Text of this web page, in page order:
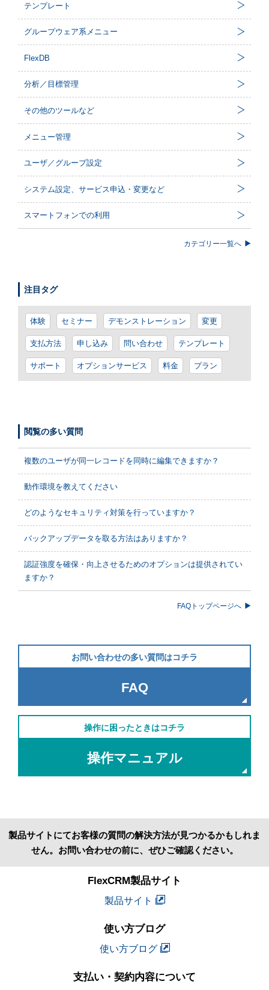
テンプレート
グループウェア系メニュー
FlexDB
分析／目標管理
その他のツールなど
メニュー管理
ユーザ／グループ設定
システム設定、サービス申込・変更など
スマートフォンでの利用
カテゴリー一覧へ
注目タグ
体験 セミナー デモンストレーション 変更
支払方法 申し込み 問い合わせ テンプレート
サポート オプションサービス 料金 プラン
閲覧の多い質問
複数のユーザが同一レコードを同時に編集できますか？
動作環境を教えてください
どのようなセキュリティ対策を行っていますか？
バックアップデータを取る方法はありますか？
認証強度を確保・向上させるためのオプションは提供されてい
ますか？
FAQトップページへ
お問い合わせの多い質問はコチラ
FAQ
操作に困ったときはコチラ
操作マニュアル
製品サイトにてお客様の質問の解決方法が見つかるかもしれま
せん。お問い合わせの前に、ぜひご確認ください。
FlexCRM製品サイト
製品サイト
使い方ブログ
使い方ブログ
支払い・契約内容について